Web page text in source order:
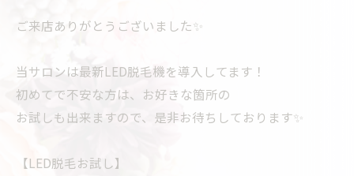
ご来店ありがとうございました✨
当サロンは最新LED脱毛機を導入してます！
初めてで不安な方は、お好きな箇所の
お試しも出来ますので、是非お待ちしております✨
【LED脱毛お試し】